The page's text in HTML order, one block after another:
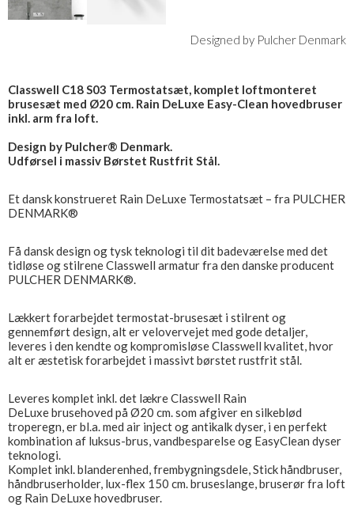
Designed by Pulcher Denmark
Classwell C18 S03 Termostatsæt, komplet loftmonteret
brusesæt med Ø20 cm. Rain DeLuxe Easy-Clean hovedbruser
inkl. arm fra loft.
Design by Pulcher® Denmark.
Udførsel i massiv Børstet Rustfrit Stål.
Et dansk konstrueret Rain DeLuxe Termostatsæt – fra PULCHER
DENMARK®
Få dansk design og tysk teknologi til dit badeværelse med det
tidløse og stilrene Classwell armatur fra den danske producent
PULCHER DENMARK®.
Lækkert forarbejdet termostat-brusesæt i stilrent og
gennemført design, alt er velovervejet med gode detaljer,
leveres i den kendte og kompromisløse Classwell kvalitet, hvor
alt er æstetisk forarbejdet i massivt børstet rustfrit stål.
Leveres komplet inkl. det lækre Classwell Rain
DeLuxe brusehoved på Ø20 cm. som afgiver en silkeblød
troperegn, er bl.a. med air inject og antikalk dyser, i en perfekt
kombination af luksus-brus, vandbesparelse og EasyClean dyser
teknologi.
Komplet inkl. blanderenhed, frembygningsdele, Stick håndbruser,
håndbruserholder, lux-flex 150 cm. bruseslange, bruserør fra loft
og Rain DeLuxe hovedbruser.